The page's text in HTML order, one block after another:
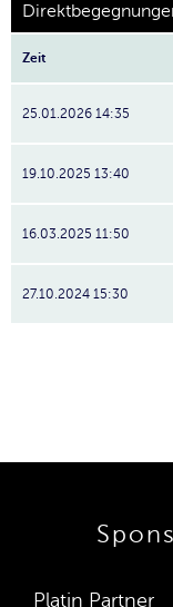
Zeit
25.01.2026 14:35
19.10.2025 13:40
16.03.2025 11:50
27.10.2024 15:30
Platin Partner